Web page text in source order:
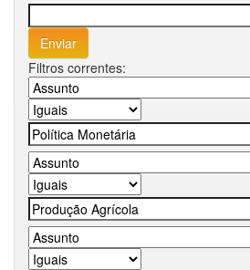
Filtros correntes: